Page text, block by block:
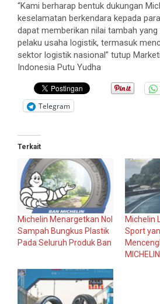
“Kami berharap bentuk dukungan
keselamatan berkendara kepada
dapat memberikan nilai tambah
pelaku usaha logistik, termasuk
sektor logistik nasional” tutup
Indonesia Putu Yudha
Telegram
Terkait
Michelin Menargetkan Nol
Sampah Bungkus Plastik
Pada Seluruh Produk Ban
Michelin
Sport